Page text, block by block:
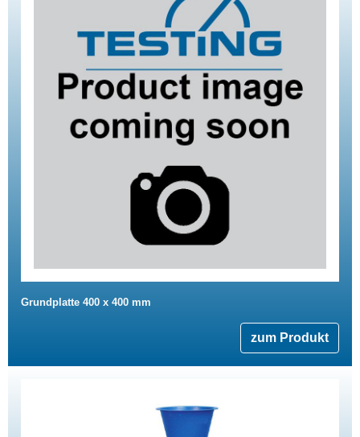
Grundplatte 400 x 400 mm
zum Produkt